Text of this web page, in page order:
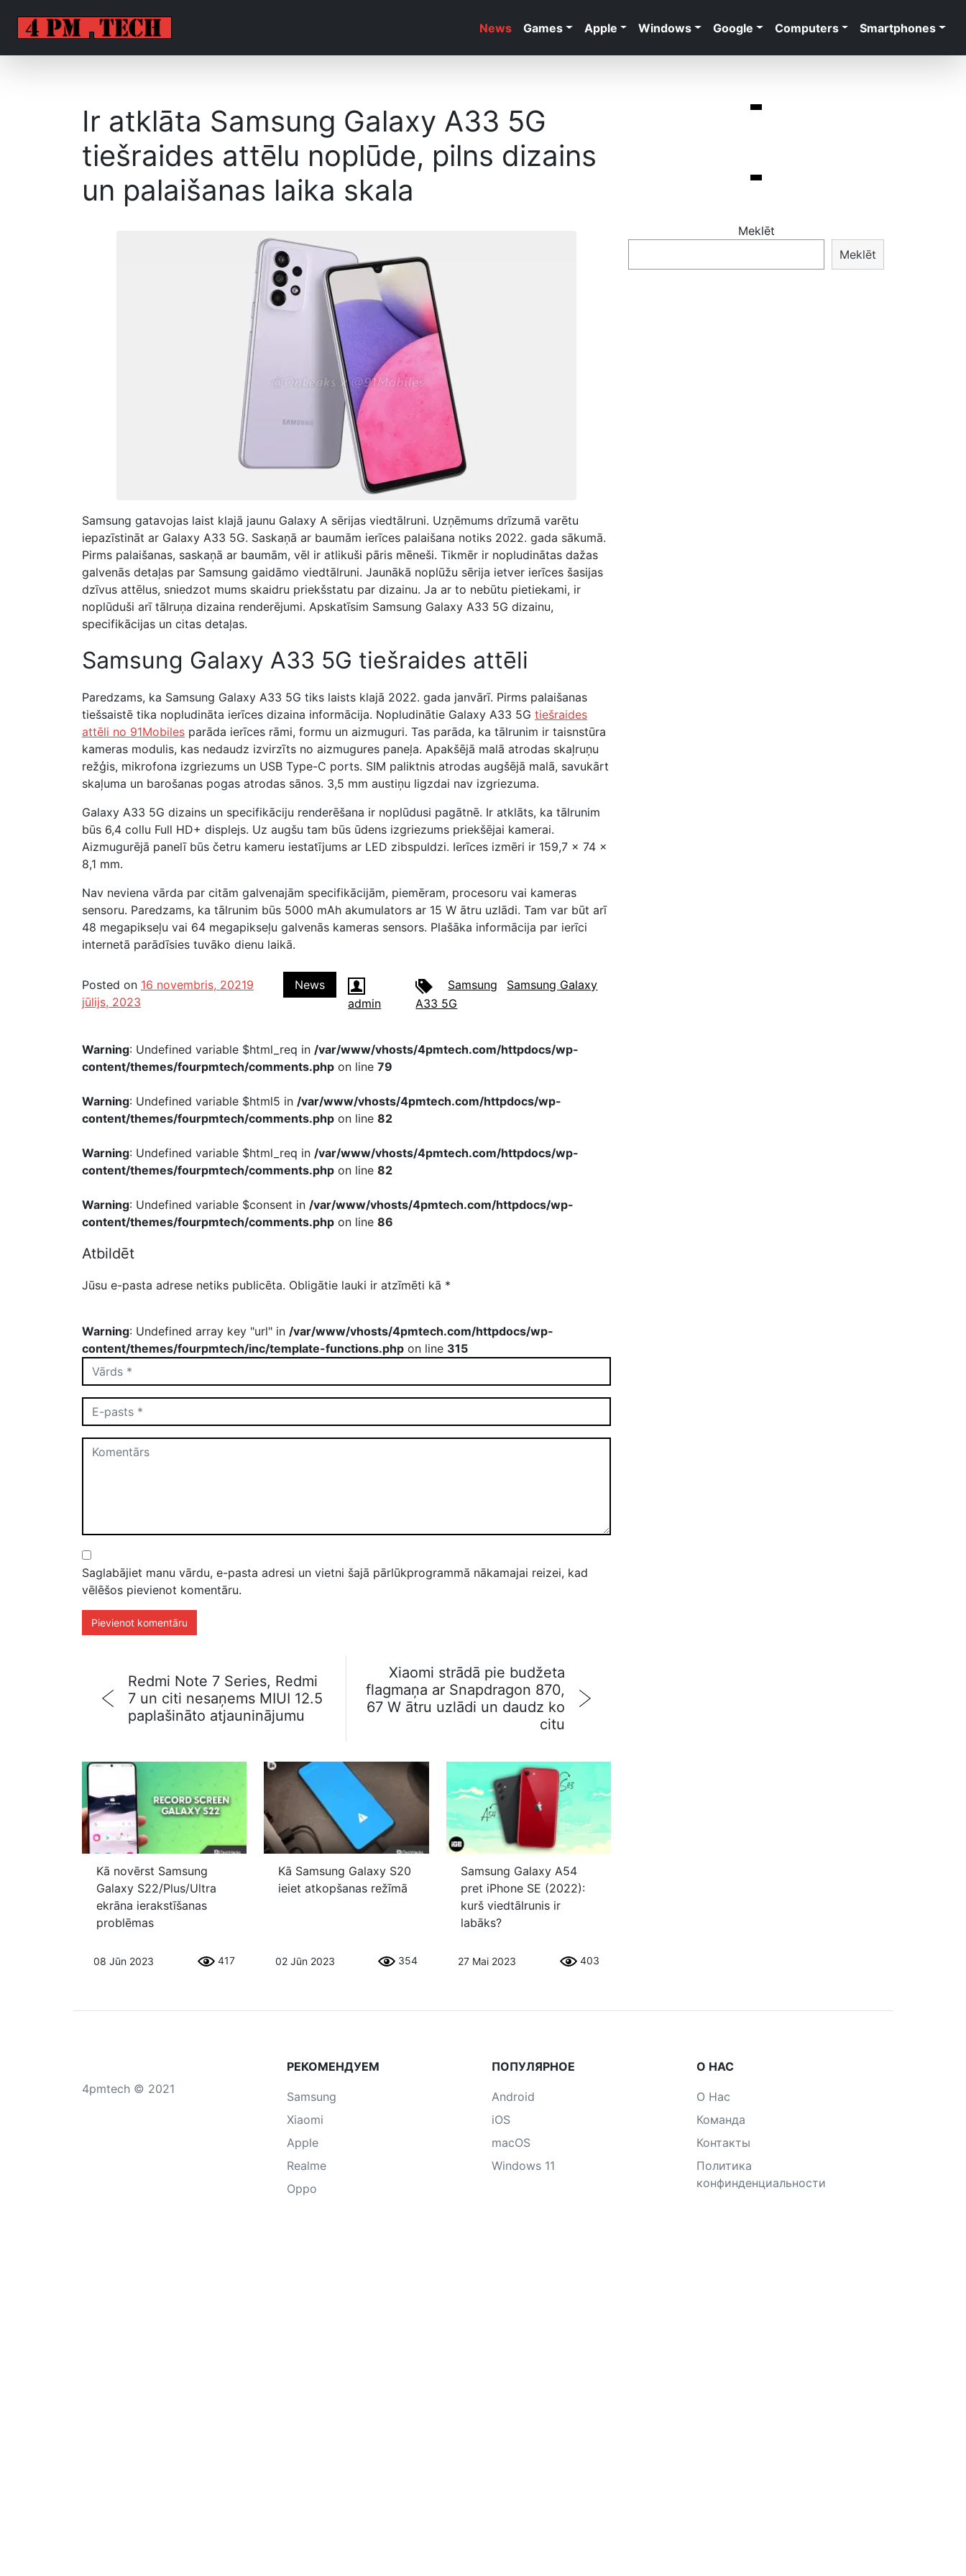
News Games Apple Windows Google Computers Smartphones
Ir atklāta Samsung Galaxy A33 5G
tiešraides attēlu noplūde, pilns dizains
un palaišanas laika skala
Samsung gatavojas laist klajā jaunu Galaxy A sērijas viedtālruni. Uzņēmums drīzumā varētu
iepazīstināt ar Galaxy A33 5G. Saskaņā ar baumām ierīces palaišana notiks 2022. gada sākumā.
Pirms palaišanas, saskaņā ar baumām, vēl ir atlikuši pāris mēneši. Tikmēr ir nopludinātas dažas
galvenās detaļas par Samsung gaidāmo viedtālruni. Jaunākā noplūžu sērija ietver ierīces šasijas
dzīvus attēlus, sniedzot mums skaidru priekšstatu par dizainu. Ja ar to nebūtu pietiekami, ir
noplūduši arī tālruņa dizaina renderējumi. Apskatīsim Samsung Galaxy A33 5G dizainu,
specifikācijas un citas detaļas.
Samsung Galaxy A33 5G tiešraides attēli
Paredzams, ka Samsung Galaxy A33 5G tiks laists klajā 2022. gada janvārī. Pirms palaišanas
tiešsaistē tika nopludināta ierīces dizaina informācija. Nopludinātie Galaxy A33 5G tiešraides
attēli no 91Mobiles parāda ierīces rāmi, formu un aizmuguri. Tas parāda, ka tālrunim ir taisnstūra
kameras modulis, kas nedaudz izvirzīts no aizmugures paneļa. Apakšējā malā atrodas skaļruņu
režģis, mikrofona izgriezums un USB Type-C ports. SIM paliktnis atrodas augšējā malā, savukārt
skaļuma un barošanas pogas atrodas sānos. 3,5 mm austiņu ligzdai nav izgriezuma.
Galaxy A33 5G dizains un specifikāciju renderēšana ir noplūdusi pagātnē. Ir atklāts, ka tālrunim
būs 6,4 collu Full HD+ displejs. Uz augšu tam būs ūdens izgriezums priekšējai kamerai.
Aizmugurējā panelī būs četru kameru iestatījums ar LED zibspuldzi. Ierīces izmēri ir 159,7 x 74 x
8,1 mm.
Nav neviena vārda par citām galvenajām specifikācijām, piemēram, procesoru vai kameras
sensoru. Paredzams, ka tālrunim būs 5000 mAh akumulators ar 15 W ātru uzlādi. Tam var būt arī
48 megapikseļu vai 64 megapikseļu galvenās kameras sensors. Plašāka informācija par ierīci
internetā parādīsies tuvāko dienu laikā.
Posted on 16 novembris, 20219
jūlijs, 2023
News
admin
Samsung
Samsung Galaxy
A33 5G
Warning: Undefined variable $html_req in /var/www/vhosts/4pmtech.com/httpdocs/wp-
content/themes/fourpmtech/comments.php on line 79
Warning: Undefined variable $html5 in /var/www/vhosts/4pmtech.com/httpdocs/wp-
content/themes/fourpmtech/comments.php on line 82
Warning: Undefined variable $html_req in /var/www/vhosts/4pmtech.com/httpdocs/wp-
content/themes/fourpmtech/comments.php on line 82
Warning: Undefined variable $consent in /var/www/vhosts/4pmtech.com/httpdocs/wp-
content/themes/fourpmtech/comments.php on line 86
Atbildēt
Jūsu e-pasta adrese netiks publicēta. Obligātie lauki ir atzīmēti kā *
Warning: Undefined array key "url" in /var/www/vhosts/4pmtech.com/httpdocs/wp-
content/themes/fourpmtech/inc/template-functions.php on line 315
Saglabājiet manu vārdu, e-pasta adresi un vietni šajā pārlūkprogrammā nākamajai reizei, kad
vēlēšos pievienot komentāru.
Redmi Note 7 Series, Redmi
7 un citi nesaņems MIUI 12.5
paplašināto atjauninājumu
Xiaomi strādā pie budžeta
flagmaņa ar Snapdragon 870,
67 W ātru uzlādi un daudz ko
citu
Kā novērst Samsung
Galaxy S22/Plus/Ultra
ekrāna ierakstīšanas
problēmas
08 Jūn 2023 417
Kā Samsung Galaxy S20
ieiet atkopšanas režīmā
02 Jūn 2023 354
Samsung Galaxy A54
pret iPhone SE (2022):
kurš viedtālrunis ir
labāks?
27 Mai 2023 403
Meklēt
Meklēt
4pmtech © 2021
РЕКОМЕНДУЕМ
Samsung
Xiaomi
Apple
Realme
Oppo
ПОПУЛЯРНОЕ
Android
iOS
macOS
Windows 11
О НАС
О Нас
Команда
Контакты
Политика
конфинденциальности